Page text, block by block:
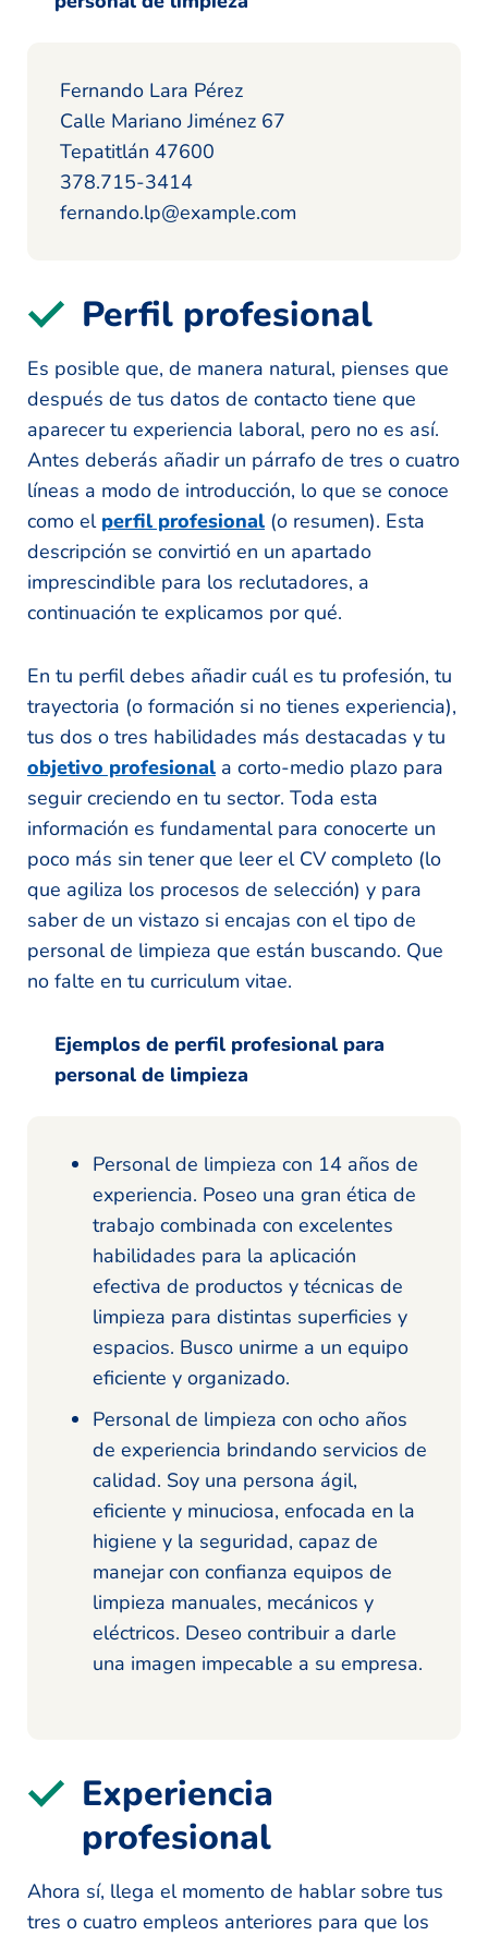
Fernando Lara Pérez
Calle Mariano Jiménez 67
Tepatitlán 47600
378.715-3414
fernando.lp@example.com
Perfil profesional
Es posible que, de manera natural, pienses que
después de tus datos de contacto tiene que
aparecer tu experiencia laboral, pero no es así.
Antes deberás añadir un párrafo de tres o cuatro
líneas a modo de introducción, lo que se conoce
como el perfil profesional (o resumen). Esta
descripción se convirtió en un apartado
imprescindible para los reclutadores, a
continuación te explicamos por qué.
En tu perfil debes añadir cuál es tu profesión, tu
trayectoria (o formación si no tienes experiencia),
tus dos o tres habilidades más destacadas y tu
objetivo profesional a corto-medio plazo para
seguir creciendo en tu sector. Toda esta
información es fundamental para conocerte un
poco más sin tener que leer el CV completo (lo
que agiliza los procesos de selección) y para
saber de un vistazo si encajas con el tipo de
personal de limpieza que están buscando. Que
no falte en tu curriculum vitae.
Ejemplos de perfil profesional para
personal de limpieza
Personal de limpieza con 14 años de
experiencia. Poseo una gran ética de
trabajo combinada con excelentes
habilidades para la aplicación
efectiva de productos y técnicas de
limpieza para distintas superficies y
espacios. Busco unirme a un equipo
eficiente y organizado.
Personal de limpieza con ocho años
de experiencia brindando servicios de
calidad. Soy una persona ágil,
eficiente y minuciosa, enfocada en la
higiene y la seguridad, capaz de
manejar con confianza equipos de
limpieza manuales, mecánicos y
eléctricos. Deseo contribuir a darle
una imagen impecable a su empresa.
Experiencia
profesional
Ahora sí, llega el momento de hablar sobre tus
tres o cuatro empleos anteriores para que los